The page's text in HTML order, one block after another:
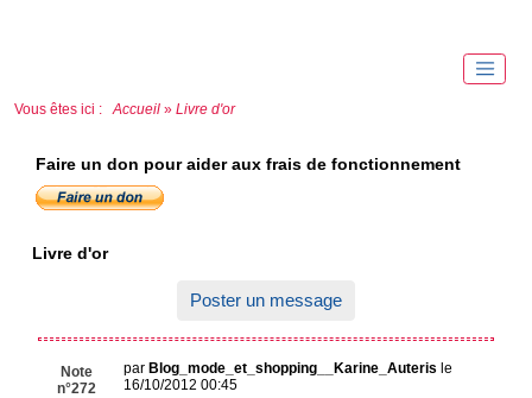
Vous êtes ici : Accueil » Livre d'or
Faire un don pour aider aux frais de fonctionnement
Livre d'or
Poster un message
Note
n°272
par Blog_mode_et_shopping__Karine_Auteris le
16/10/2012 00:45